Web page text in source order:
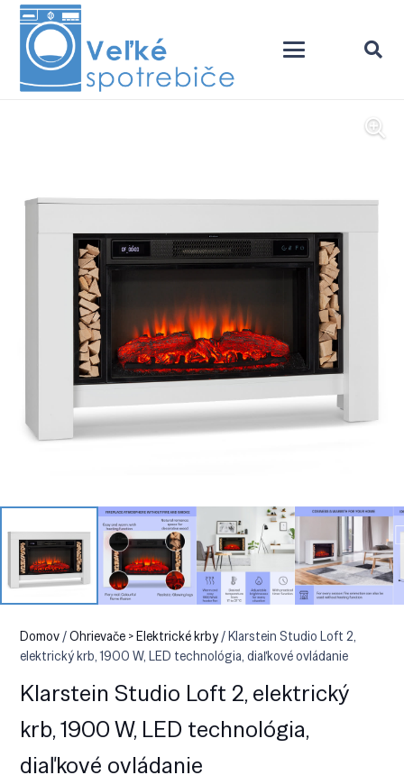
Domov/Ohrievače > Elektrické krby/ Klarstein Studio Loft 2,
elektrický krb, 1900 W, LED technológia, diaľkové ovládanie
Klarstein Studio Loft 2, elektrický
krb, 1900 W, LED technológia,
diaľkové ovládanie